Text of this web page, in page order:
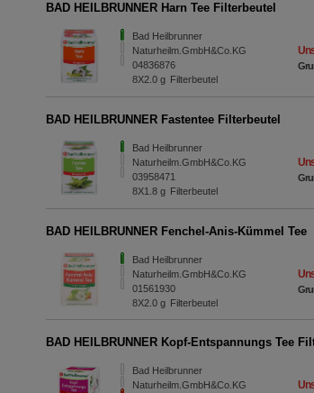
BAD HEILBRUNNER Harn Tee Filterbeutel
Bad Heilbrunner
Naturheilm.GmbH&Co.KG
04836876
8X2.0g Filterbeutel
BAD HEILBRUNNER Fastentee Filterbeutel
Bad Heilbrunner
Naturheilm.GmbH&Co.KG
03958471
8X1.8g Filterbeutel
BAD HEILBRUNNER Fenchel-Anis-Kümmel Tee
Bad Heilbrunner
Naturheilm.GmbH&Co.KG
01561930
8X2.0g Filterbeutel
BAD HEILBRUNNER Kopf-Entspannungs Tee
Bad Heilbrunner
Naturheilm.GmbH&Co.KG